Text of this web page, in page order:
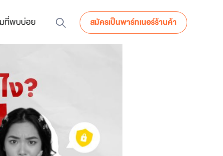
ที่พบบ่อย สมัครเป็นพาร์ทเนอร์ร้านค้า